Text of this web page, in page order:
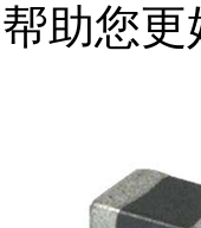
帮助您